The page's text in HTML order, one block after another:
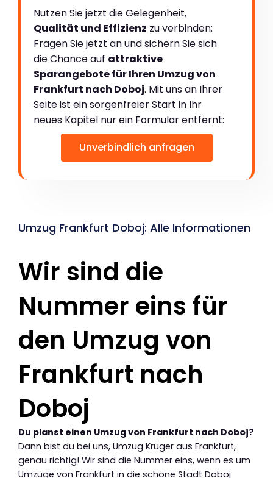
Nutzen Sie jetzt die Gelegenheit,
Qualität und Effizienz zu verbinden:
Fragen Sie jetzt an und sichern Sie sich
die Chance auf attraktive
Sparangebote für Ihren Umzug von
Frankfurt nach Doboj. Mit uns an Ihrer
Seite ist ein sorgenfreier Start in Ihr
neues Kapitel nur ein Formular entfernt:
Unverbindlich anfragen
Umzug Frankfurt Doboj: Alle Informationen
Wir sind die
Nummer eins für
den Umzug von
Frankfurt nach
Doboj
Du planst einen Umzug von Frankfurt nach Doboj?
Dann bist du bei uns, Umzug Krüger aus Frankfurt,
genau richtig! Wir sind die Nummer eins, wenn es um
Umzüge von Frankfurt in die schöne Stadt Doboj